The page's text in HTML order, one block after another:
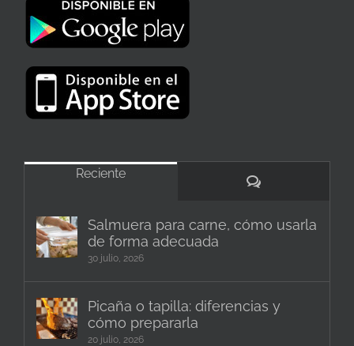
Reciente
Comentarios
Salmuera para carne, cómo usarla
de forma adecuada
30 julio, 2026
Picaña o tapilla: diferencias y
cómo prepararla
20 julio, 2026